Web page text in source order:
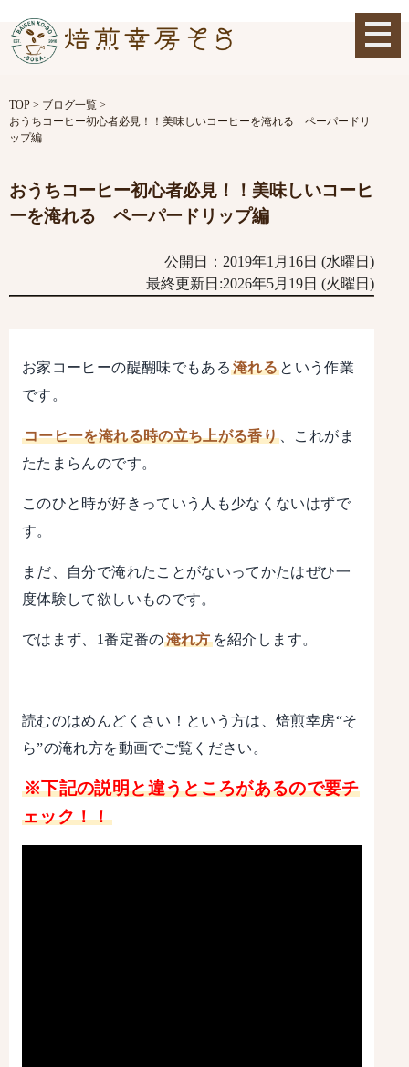
TOP > ブログ一覧 >
おうちコーヒー初心者必見！！美味しいコーヒーを淹れる ペーパードリ
ップ編
おうちコーヒー初心者必見！！美味しいコーヒ
ーを淹れる ペーパードリップ編
公開日：2019年1月16日 (水曜日)
最終更新日:2026年5月19日 (火曜日)
お家コーヒーの醍醐味でもある淹れる という作業
です。
コーヒーを淹れる時の立ち上がる香り
、これがま
たたまらんのです。
このひと時が好きっていう人も少なくないはずで
す。
まだ、自分で淹れたことがないってかたはぜひ一
度体験して欲しいものです。
ではまず、1番定番の淹れ方を紹介します。
読むのはめんどくさい！という方は、焙煎幸房“そ
ら”の淹れ方を動画でご覧ください。
※下記の説明と違うところがあるので要チ
ェック！！